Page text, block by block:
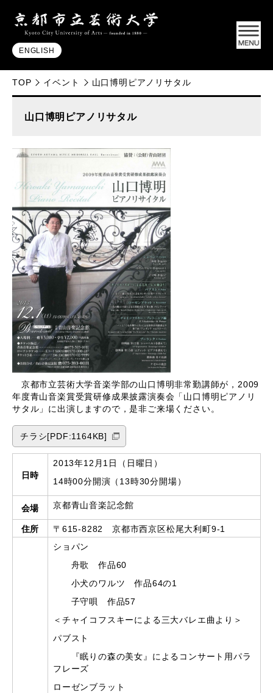
ENGLISH
TOP イベント 山口博明ピアノリサタル
山口博明ピアノリサタル
京都市立芸術大学音楽学部の山口博明非常勤講師が，2009
年度青山音楽賞受賞研修成果披露演奏会「山口博明ピアノリ
サタル」に出演しますので，是非ご来場ください。
チラシ[PDF:1164KB]
日時
2013年12月1日（日曜日）
14時00分開演（13時30分開場）
会場 京都青山音楽記念館
住所 〒615-8282 京都市西京区松尾大利町9-1
ショパン
舟歌 作品60
小犬のワルツ 作品64の1
子守唄 作品57
＜チャイコフスキーによる三大バレエ曲より＞
パブスト
『眠りの森の美女』によるコンサート用パラ
フレーズ
ローゼンブラット